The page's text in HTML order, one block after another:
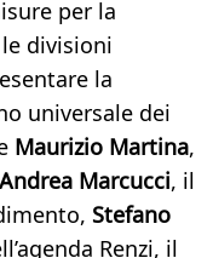
per la
divisioni
la
universale dei
Maurizio Martina,
Andrea Marcucci, il
Stefano
Renzi, il